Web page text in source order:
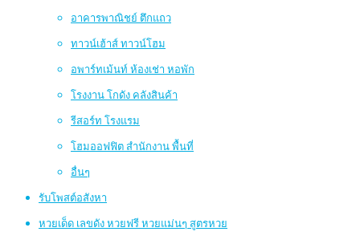
อาคารพาณิชย์ ตึกแถว
ทาวน์เฮ้าส์ ทาวน์โฮม
อพาร์ทเม้นท์ ห้องเช่า หอพัก
โรงงาน โกดัง คลังสินค้า
รีสอร์ท โรงแรม
โฮมออฟฟิต สำนักงาน พื้นที่
อื่นๆ
รับโพสต์อสังหา
หวยเด็ด เลขดัง หวยฟรี หวยแม่นๆ สูตรหวย